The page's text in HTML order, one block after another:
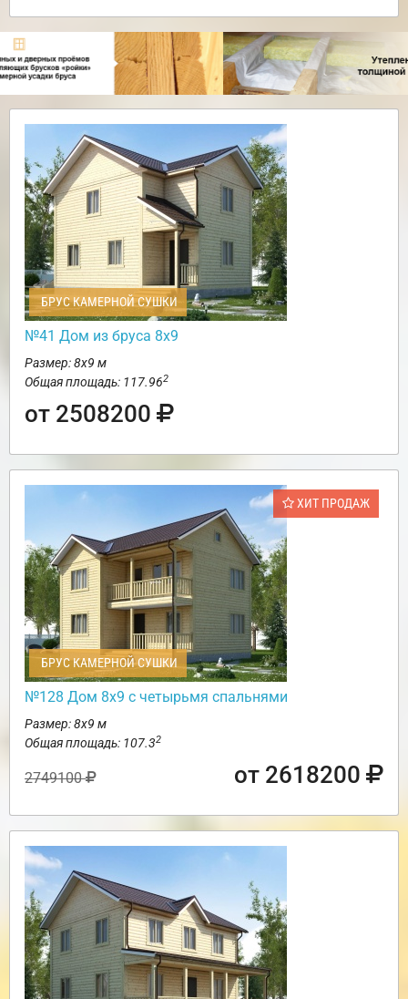
БРУС КАМЕРНОЙ СУШКИ
№41 Дом из бруса 8х9
Размер: 8х9 м
Общая площадь: 117.962
от 2508200
ХИТ ПРОДАЖ
БРУС КАМЕРНОЙ СУШКИ
№128 Дом 8х9 с четырьмя спальнями
Размер: 8х9 м
Общая площадь: 107.32
2749100 от 2618200